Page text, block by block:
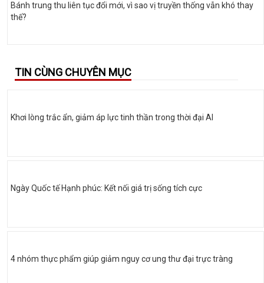
Bánh trung thu liên tục đổi mới, vì sao vị truyền thống vẫn khó thay
thế?
TIN CÙNG CHUYÊN MỤC
Khơi lòng trắc ẩn, giảm áp lực tinh thần trong thời đại AI
Ngày Quốc tế Hạnh phúc: Kết nối giá trị sống tích cực
4 nhóm thực phẩm giúp giảm nguy cơ ung thư đại trực tràng